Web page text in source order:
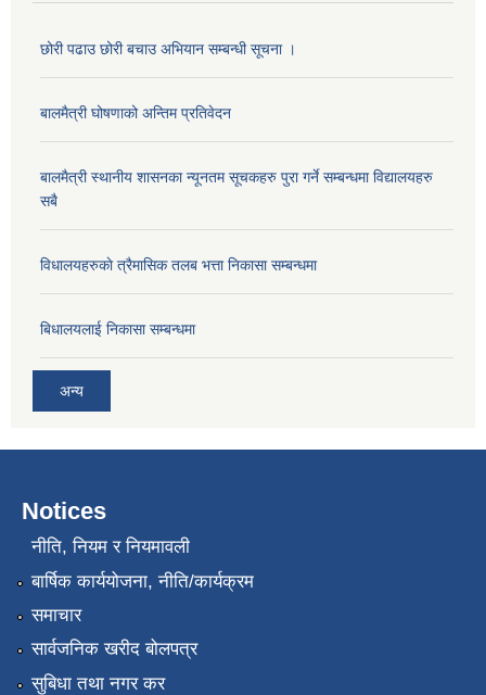
छोरी पढाउ छोरी बचाउ अभियान सम्बन्धी सूचना ।
बालमैत्री घोषणाको अन्तिम प्रतिवेदन
बालमैत्री स्थानीय शासनका न्यूनतम सूचकहरु पुरा गर्ने सम्बन्धमा विद्यालयहरु
सबै
विधालयहरुकाे त्रैमासिक तलब भत्ता निकासा सम्बन्धमा
बिधालयलाई निकासा सम्बन्धमा
अन्य
Notices
नीति, नियम र नियमावली
बार्षिक कार्ययोजना, नीति/कार्यक्रम
समाचार
सार्वजनिक खरीद बोलपत्र
सुबिधा तथा नगर कर